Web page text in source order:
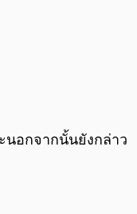
นอกจากนั้นยังกล่าว